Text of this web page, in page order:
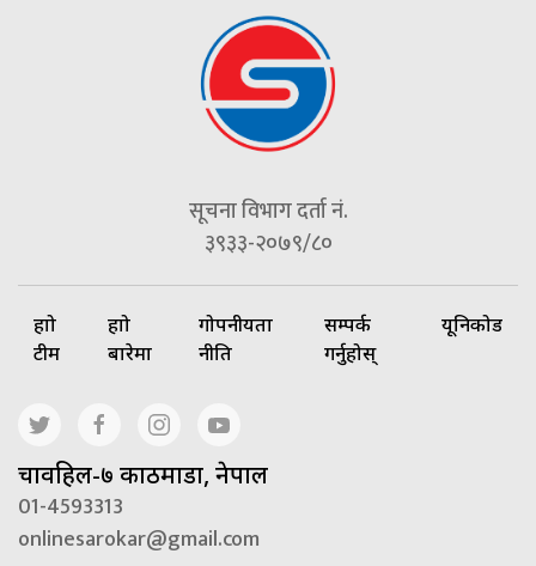
सूचना विभाग दर्ता नं.
३९३३-२०७९/८०
हाम्रो
टीम
हाम्रो
बारेमा
गोपनीयता
नीति
सम्पर्क
गर्नुहोस्
यूनिकोड
चावहिल-७ काठमाडौं, नेपाल
01-4593313
onlinesarokar@gmail.com